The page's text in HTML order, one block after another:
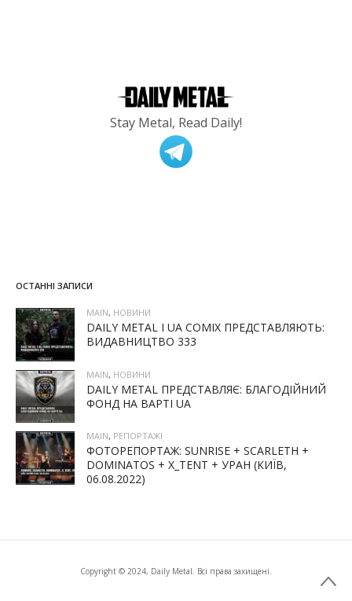
Stay Metal, Read Daily!
ОСТАННІ ЗАПИСИ
MAIN, НОВИНИ
DAILY METAL І UA COMIX ПРЕДСТАВЛЯЮТЬ:
ВИДАВНИЦТВО 333
MAIN, НОВИНИ
DAILY METAL ПРЕДСТАВЛЯЄ: БЛАГОДІЙНИЙ
ФОНД НА ВАРТІ UA
MAIN, РЕПОРТАЖІ
ФОТОРЕПОРТАЖ: SUNRISE + SCARLETH +
DOMINATOS + X_TENT + УРАН (КИЇВ,
06.08.2022)
Copyright © 2024, Daily Metal. Всі права захищені.